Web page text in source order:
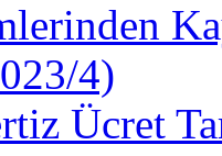
4)
Ücret